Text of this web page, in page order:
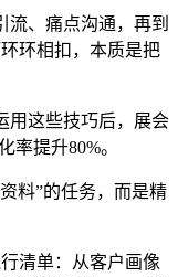
流、痛点沟通，再到
环相扣，本质是把
用这些技巧后，展会
率提升80%。
料”的任务，而是精
清单：从客户画像